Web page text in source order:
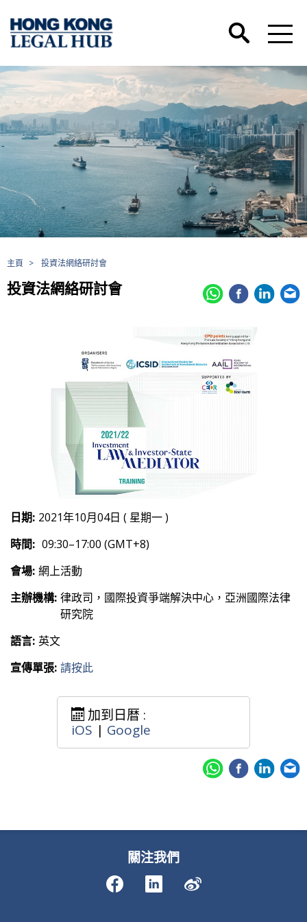
主頁 > 投資法網絡研討會
投資法網絡研討會
日期: 2021年10月04日 ( 星期一 )
時間: 09:30–17:00 (GMT+8)
會場: 網上活動
主辦機構: 律政司，國際投資爭端解決中心，亞洲國際法律
研究院
語言: 英文
宣傳單張: 請按此
加到日暦 :
iOS | Google
關注我們